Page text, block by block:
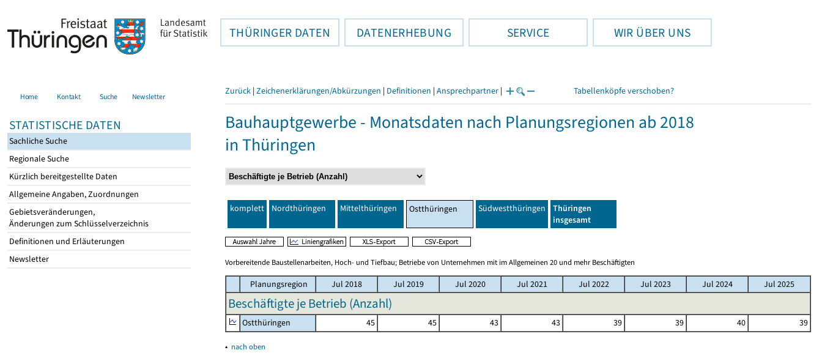
THÜRINGER DATEN DATENERHEBUNG SERVICE WIR ÜBER UNS
Home Kontakt Suche Newsletter
STATISTISCHE DATEN
Sachliche Suche
Regionale Suche
Kürzlich bereitgestellte Daten
Allgemeine Angaben, Zuordnungen
Gebietsveränderungen,
Änderungen zum Schlüsselverzeichnis
Definitionen und Erläuterungen
Newsletter
Zurück | Zeichenerklärungen/Abkürzungen | Definitionen | Ansprechpartner | Tabellenköpfe verschoben?
Bauhauptgewerbe - Monatsdaten nach Planungsregionen ab 2018
in Thüringen
komplett Nordthüringen Mittelthüringen Ostthüringen Südwestthüringen
Thüringen
insgesamt
Vorbereitende Baustellenarbeiten, Hoch- und Tiefbau; Betriebe von Unternehmen mit im Allgemeinen 20 und mehr Beschäftigten
Planungsregion Jul 2018 Jul 2019 Jul 2020 Jul 2021 Jul 2022 Jul 2023 Jul 2024 Jul 2025
Beschäftigte je Betrieb (Anzahl)
Ostthüringen 45 45 43 43 39 39 40 39
▴ nach oben